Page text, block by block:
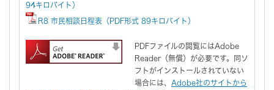
94キロバイト）
R8 市民相談日程表（PDF形式 89キロバイト）
PDFファイルの閲覧にはAdobe
Reader（無償）が必要です。同ソ
フトがインストールされていない
場合には、 Adobe社のサイトから